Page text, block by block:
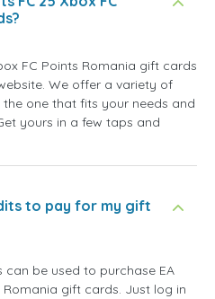
FC Points Romania gift cards
We offer a variety of
one that fits your needs and
yours in a few taps and
to pay for my gift
can be used to purchase EA
Romania gift cards. Just log in